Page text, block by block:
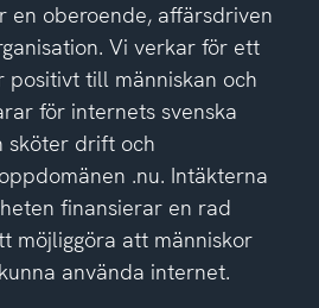
en oberoende, affärsdriven
Vi verkar för ett
till människan och
för internets svenska
sköter drift och
.nu. Intäkterna
finansierar en rad
möjliggöra att människor
använda internet.